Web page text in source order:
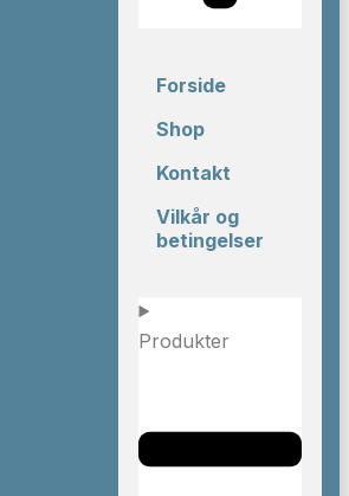
Forside
Shop
Kontakt
Vilkår og
betingelser
Produkter